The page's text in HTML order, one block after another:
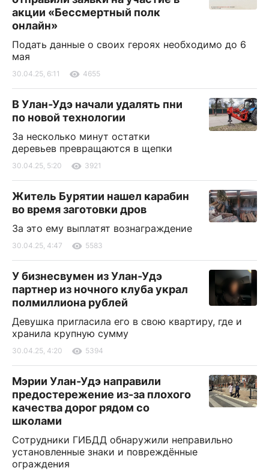
акции «Бессмертный полк
онлайн»
Подать данные о своих героях необходимо до 6
мая
30.04.25, 6:11 4655
В Улан-Удэ начали удалять пни
по новой технологии
За несколько минут остатки
деревьев превращаются в щепки
30.04.25, 5:20 3921
Житель Бурятии нашел карабин
во время заготовки дров
За это ему выплатят вознаграждение
30.04.25, 4:47 5583
У бизнесвумен из Улан-Удэ
партнер из ночного клуба украл
полмиллиона рублей
Девушка пригласила его в свою квартиру, где и
хранила крупную сумму
30.04.25, 4:20 5394
Мэрии Улан-Удэ направили
предостережение из-за плохого
качества дорог рядом со
школами
Сотрудники ГИБДД обнаружили неправильно
установленные знаки и повреждённые
ограждения